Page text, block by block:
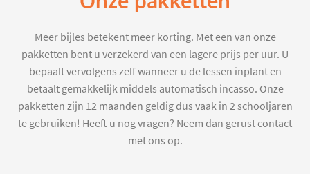
Meer bijles betekent meer korting. Met een van onze
pakketten bent u verzekerd van een lagere prijs per uur. U
bepaalt vervolgens zelf wanneer u de lessen inplant en
betaalt gemakkelijk middels automatisch incasso. Onze
pakketten zijn 12 maanden geldig dus vaak in 2 schooljaren
te gebruiken! Heeft u nog vragen? Neem dan gerust contact
met ons op.